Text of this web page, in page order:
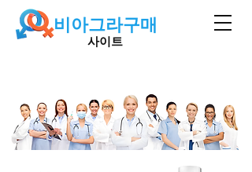
비아그라구매
사이트